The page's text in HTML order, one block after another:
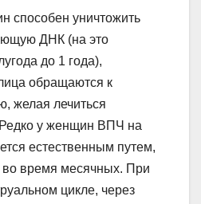
способен уничтожить
ДНК (на это
до 1 года),
обращаются к
желая лечиться
у женщин ВПЧ на
естественным путем,
во время месячных. При
цикле, через